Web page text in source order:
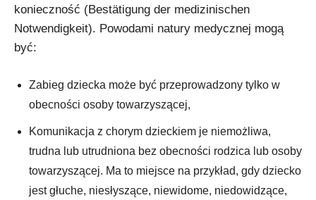
konieczność (Bestätigung der medizinischen
Notwendigkeit). Powodami natury medycznej mogą
być:
Zabieg dziecka może być przeprowadzony tylko w
obecności osoby towarzyszącej,
Komunikacja z chorym dzieckiem je niemożliwa,
trudna lub utrudniona bez obecności rodzica lub osoby
towarzyszącej. Ma to miejsce na przykład, gdy dziecko
jest głuche, niesłyszące, niewidome, niedowidzące,